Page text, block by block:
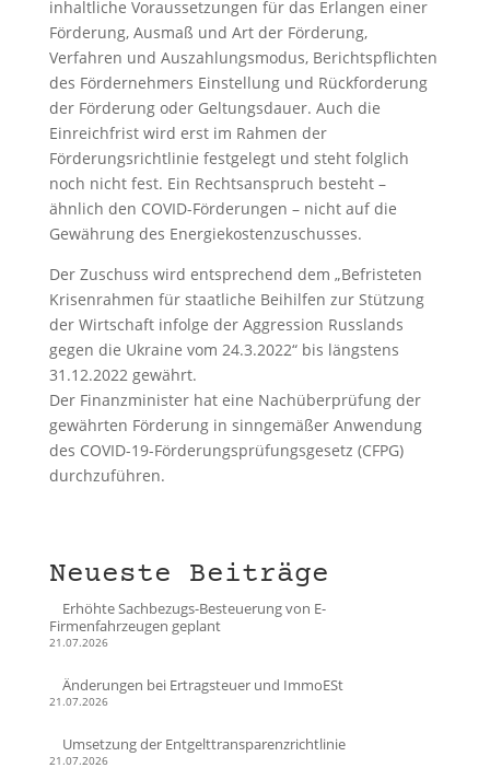
inhaltliche Voraussetzungen für das Erlangen einer
Förderung, Ausmaß und Art der Förderung,
Verfahren und Auszahlungsmodus, Berichtspflichten
des Fördernehmers Einstellung und Rückforderung
der Förderung oder Geltungsdauer. Auch die
Einreichfrist wird erst im Rahmen der
Förderungsrichtlinie festgelegt und steht folglich
noch nicht fest. Ein Rechtsanspruch besteht –
ähnlich den COVID-Förderungen – nicht auf die
Gewährung des Energiekostenzuschusses.
Der Zuschuss wird entsprechend dem „Befristeten
Krisenrahmen für staatliche Beihilfen zur Stützung
der Wirtschaft infolge der Aggression Russlands
gegen die Ukraine vom 24.3.2022“ bis längstens
31.12.2022 gewährt.
Der Finanzminister hat eine Nachüberprüfung der
gewährten Förderung in sinngemäßer Anwendung
des COVID-19-Förderungsprüfungsgesetz (CFPG)
durchzuführen.
Neueste Beiträge
Erhöhte Sachbezugs-Besteuerung von E-
Firmenfahrzeugen geplant
21.07.2026
Änderungen bei Ertragsteuer und ImmoESt
21.07.2026
Umsetzung der Entgelttransparenzrichtlinie
21.07.2026